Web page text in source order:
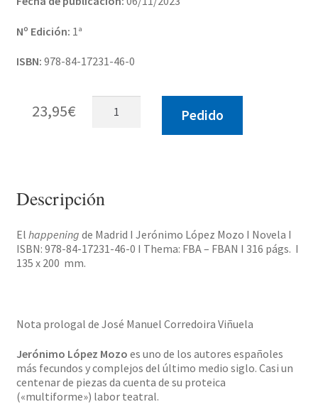
Nº Edición: 1ª
ISBN: 978-84-17231-46-0
23,95€ Pedido
Descripción
El happening de Madrid I Jerónimo López Mozo I Novela I
ISBN: 978-84-17231-46-0 I Thema: FBA – FBAN I 316 págs. I
135 x 200 mm.
Nota prologal de José Manuel Corredoira Viñuela
Jerónimo López Mozo es uno de los autores españoles
más fecundos y complejos del último medio siglo. Casi un
centenar de piezas da cuenta de su proteica
(«multiforme») labor teatral.